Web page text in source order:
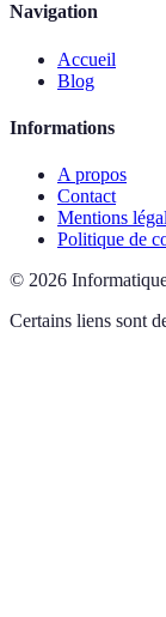
Navigation
Accueil
Blog
Informations
A propos
Contact
Mentions
Politique de
© 2026
Certains liens sont